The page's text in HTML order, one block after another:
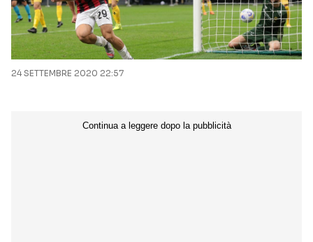
24 SETTEMBRE 2020 22:57